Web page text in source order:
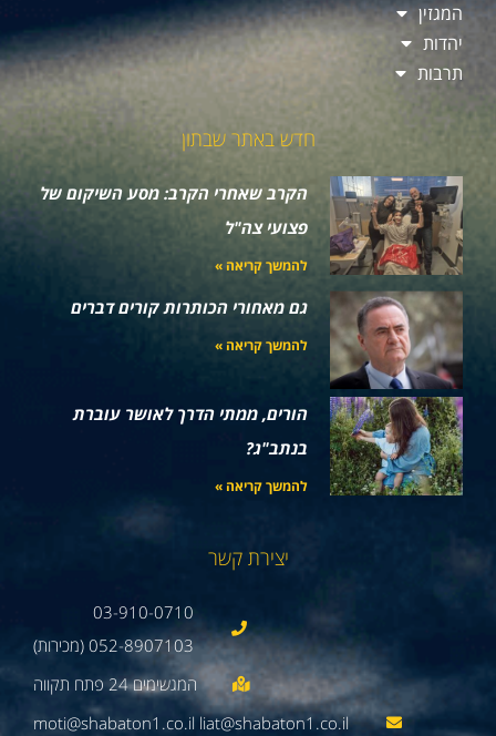
המגזין
יהדות
תרבות
חדש באתר שבתון
הקרב שאחרי הקרב: מסע השיקום של
פצועי צה"ל
להמשך קריאה »
גם מאחורי הכותרות קורים דברים
להמשך קריאה »
הורים, ממתי הדרך לאושר עוברת
בנתב"ג?
להמשך קריאה »
יצירת קשר
03-910-0710
052-8907103 (מכירות)
moti@shabaton1.co.il liat@shabaton1.co.il